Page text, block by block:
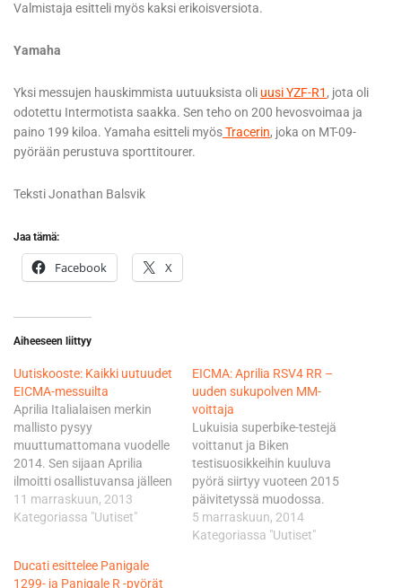
Valmistaja esitteli myös kaksi erikoisversiota.
Yamaha
Yksi messujen hauskimmista uutuuksista oli uusi YZF-R1 , jota oli
odotettu Intermotista saakka. Sen teho on 200 hevosvoimaa ja
paino 199 kiloa. Yamaha esitteli myösTracerin, joka on MT-09-
pyörään perustuva sporttitourer.
Teksti Jonathan Balsvik
Jaa tämä:
Facebook X
Aiheeseen liittyy
Uutiskooste: Kaikki uutuudet
EICMA-messuilta
Aprilia Italialaisen merkin
mallisto pysyy
muuttumattomana vuodelle
2014. Sen sijaan Aprilia
ilmoitti osallistuvansa jälleen
MotoGP-sarjaan vuodesta
2016 alkaen. Näin ollen
tehdastiimia kolmen sijaan,
11 marraskuun, 2013
Kategoriassa "Uutiset"
EICMA: Aprilia RSV4 RR –
uuden sukupolven MM-
voittaja
Lukuisia superbike-testejä
voittanut ja Biken
testisuosikkeihin kuuluva
pyörä siirtyy vuoteen 2015
päivitetyssä muodossa.
Uuden sukupolven RSV4 saa
lisämerkinnän RR. Ylistetty
5 marraskuun, 2014
Kategoriassa "Uutiset"
Ducati esittelee Panigale
1299- ja Panigale R -pyörät